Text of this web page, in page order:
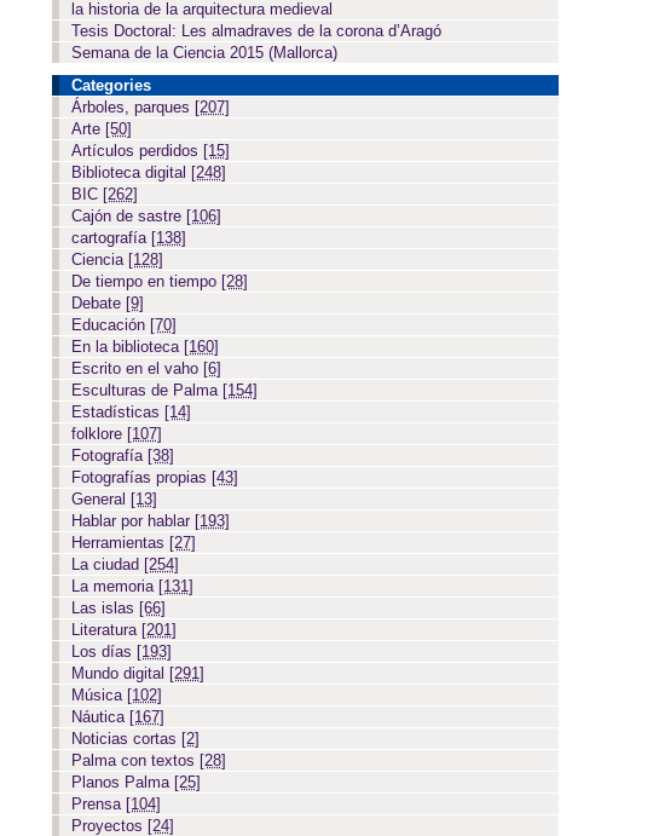
la historia de la arquitectura medieval
Tesis Doctoral: Les almadraves de la corona d’Aragó
Semana de la Ciencia 2015 (Mallorca)
Categories
Árboles, parques [207]
Arte [50]
Artículos perdidos [15]
Biblioteca digital [248]
BIC [262]
Cajón de sastre [106]
cartografía [138]
Ciencia [128]
De tiempo en tiempo [28]
Debate [9]
Educación [70]
En la biblioteca [160]
Escrito en el vaho [6]
Esculturas de Palma [154]
Estadísticas [14]
folklore [107]
Fotografía [38]
Fotografías propias [43]
General [13]
Hablar por hablar [193]
Herramientas [27]
La ciudad [254]
La memoria [131]
Las islas [66]
Literatura [201]
Los días [193]
Mundo digital [291]
Música [102]
Náutica [167]
Noticias cortas [2]
Palma con textos [28]
Planos Palma [25]
Prensa [104]
Proyectos [24]